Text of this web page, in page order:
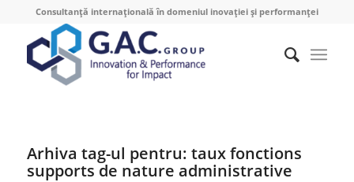
Consultanță internațională în domeniul inovației și performanței
Arhiva tag-ul pentru: taux fonctions
supports de nature administrative